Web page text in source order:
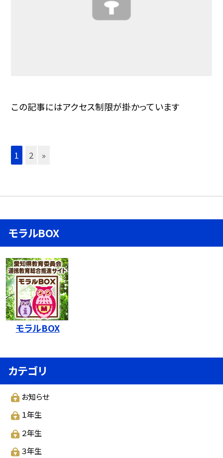
この記事にはアクセス制限が掛かっています
1 2 »
モラルBOX
モラルBOX
カテゴリ
お知らせ
１年生
２年生
３年生